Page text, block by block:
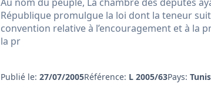
République promulgue la loi dont la teneur
convention relative à l’encouragement et à la
la pr
Publié le: 27/07/2005Référence: L 2005/63Pays: